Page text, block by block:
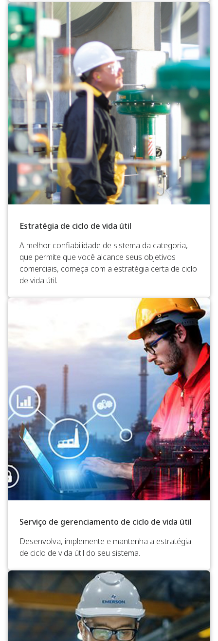
Estratégia de ciclo de vida útil
A melhor confiabilidade de sistema da categoria,
que permite que você alcance seus objetivos
comerciais, começa com a estratégia certa de ciclo
de vida útil.
Serviço de gerenciamento de ciclo de vida útil
Desenvolva, implemente e mantenha a estratégia
de ciclo de vida útil do seu sistema.